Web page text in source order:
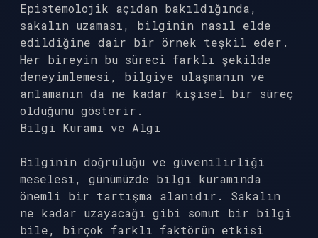
Epistemolojik açıdan bakıldığında,
sakalın uzaması, bilginin nasıl elde
edildiğine dair bir örnek teşkil eder.
Her bireyin bu süreci farklı şekilde
deneyimlemesi, bilgiye ulaşmanın ve
anlamanın da ne kadar kişisel bir süreç
olduğunu gösterir.
Bilgi Kuramı ve Algı
Bilginin doğruluğu ve güvenilirliği
meselesi, günümüzde bilgi kuramında
önemli bir tartışma alanıdır. Sakalın
ne kadar uzayacağı gibi somut bir bilgi
bile, birçok farklı faktörün etkisi